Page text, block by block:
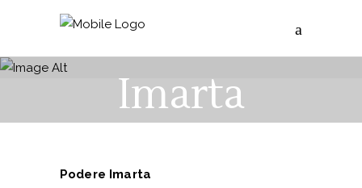
Podere
Imarta
Podere Imarta